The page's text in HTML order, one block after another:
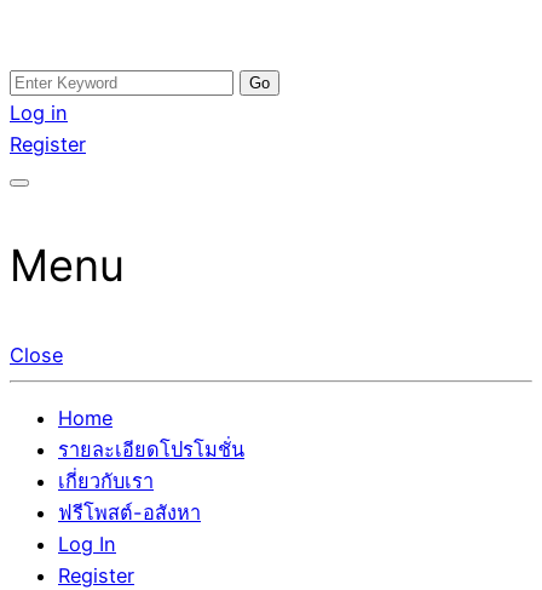
Skip
to
content
อสังหาโพสต์ รีวิวเยอะ รับจ้างโพสต์ขายบ้าน รับจ้างโพสต์อสัง
หา แตกต่างอย่างตั้งใจ รับรองผล อันดับ1 การโพสต์ขายอสังหา
กับทีมงานบริษัท บ้าน ที่ดิน คอนโด ติดGoogleหน้าแรกได้จริงๆ
รับจ้างโพสอสังหา ขายบ้าน อสังหาโพสต์ เชื่อถือได้จริง รับ
โพสต์ ที่ดิน กับทีมงานบริษัท ถูกและดีที่สุด ไม่มีค่านายหน้า
ขายได้จริงๆ ช่วยสร้างโอกาสในการขายได้มากกว่า ที่เดียว ที่
Search
for:
Log in
Register
Menu
Close
Home
รายละเอียดโปรโมชั่น
เกี่ยวกับเรา
ฟรีโพสต์-อสังหา
Log In
Register